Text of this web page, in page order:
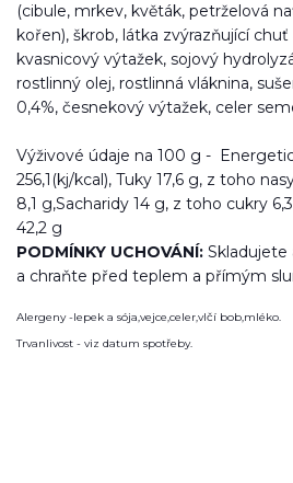
(cibule, mrkev, květák, petrželová
kořen), škrob, látka zvýrazňující
kvasnicový výtažek, sojový
rostlinný olej, rostlinná vláknina,
0,4%, česnekový výtažek, celer
Výživové údaje na 100 g -
256,1(kj/kcal), Tuky 17,6 g, z toho
8,1 g,Sacharidy 14 g, z toho cukry
42,2 g
PODMÍNKY UCHOVÁNÍ: Skladujete
a chraňte před teplem a přímým
Alergeny -lepek a sója,vejce,celer,vlčí bob,mléko.
Trvanlivost - viz datum spotřeby.